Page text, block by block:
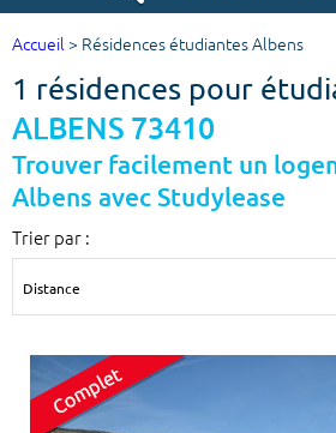
Votre
Ville, école
Accueil > Résidences étudiantes Albens
1 résidences pour
ALBENS 73410
Trouver facilement un
Albens avec Studylease
Trier par :